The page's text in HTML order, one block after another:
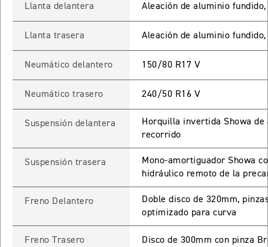
ROCKET 3 STORM GT
Precio desde $28.590.000
TIGER SPORT 660
Precio desde $8.490.000
Llanta delantera Aleación de aluminio
Llanta trasera Aleación de aluminio fundido,
Neumático delantero 150/80 R17 V
Neumático trasero 240/50 R16 V
Suspensión delantera
Horquilla invertida Showa de
recorrido
Suspensión trasera
Mono-amortiguador Showa
hidráulico remoto de la
Freno Delantero
Doble disco de 320mm,
optimizado para curva
Freno Trasero Disco de 300mm con pinza